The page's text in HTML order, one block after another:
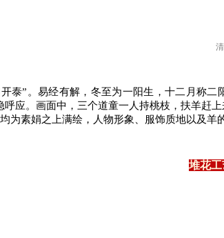
”。易经有解，冬至为一阳生，十二月称二
应。画面中，三个道童一人持桃枝，扶羊赶
为素娟之上满绘，人物形象、服饰质地以及羊
堆花